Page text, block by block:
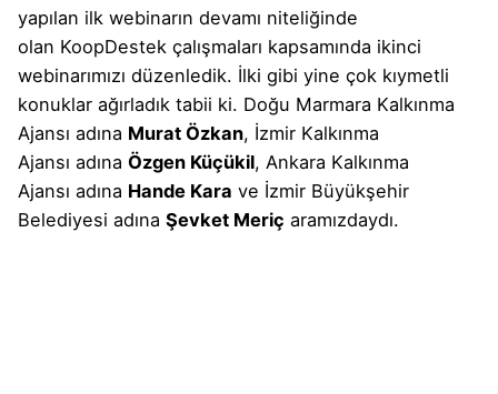
yapılan ilk webinarın devamı niteliğinde
olan KoopDestek çalışmaları kapsamında ikinci
webinarımızı düzenledik. İlki gibi yine çok kıymetli
konuklar ağırladık tabii ki. Doğu Marmara Kalkınma
Ajansı adına Murat Özkan, İzmir Kalkınma
Ajansı adına Özgen Küçükil, Ankara Kalkınma
Ajansı adına Hande Kara ve İzmir Büyükşehir
Belediyesi adına Şevket Meriç aramızdaydı.